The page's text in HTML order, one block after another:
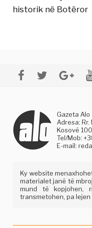
historik në Botëror
Gazeta Alo
Adresa:
Kosovë
Tel/Mob:
E-mail:
Ky website
materialet janë të
mund të kopjohen,
transmetohen, pa